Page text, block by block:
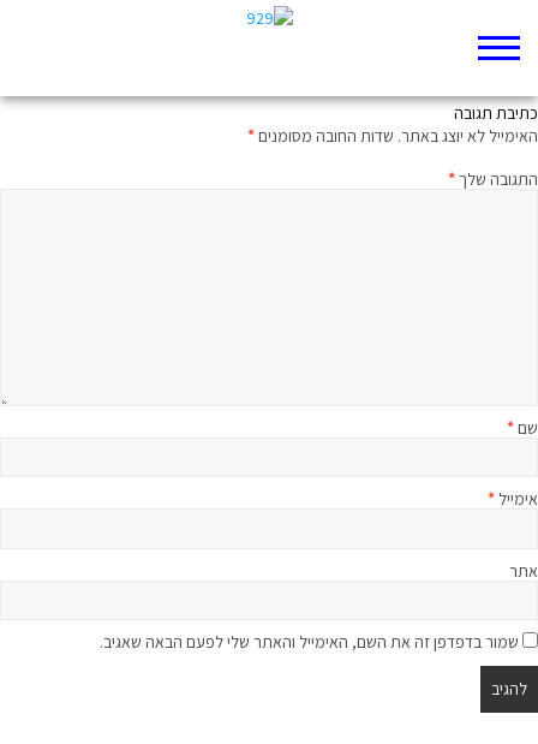
כתיבת תגובה
האימייל לא יוצג באתר. שדות החובה מסומנים*
התגובה שלך*
שם*
אימייל *
אתר
שמור בדפדפן זה את השם, האימייל והאתר שלי לפעם הבאה שאגיב.